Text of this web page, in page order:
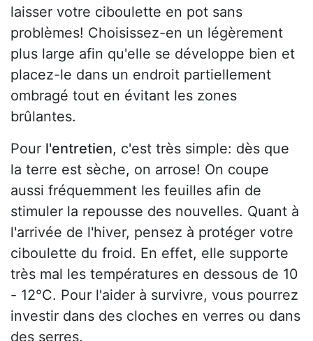
laisser votre ciboulette en pot sans
problèmes! Choisissez-en un légèrement
plus large afin qu'elle se développe bien et
placez-le dans un endroit partiellement
ombragé tout en évitant les zones
brûlantes.
Pour l'entretien, c'est très simple: dès que
la terre est sèche, on arrose! On coupe
aussi fréquemment les feuilles afin de
stimuler la repousse des nouvelles. Quant à
l'arrivée de l'hiver, pensez à protéger votre
ciboulette du froid. En effet, elle supporte
très mal les températures en dessous de 10
- 12°C. Pour l'aider à survivre, vous pourrez
investir dans des cloches en verres ou dans
des serres.